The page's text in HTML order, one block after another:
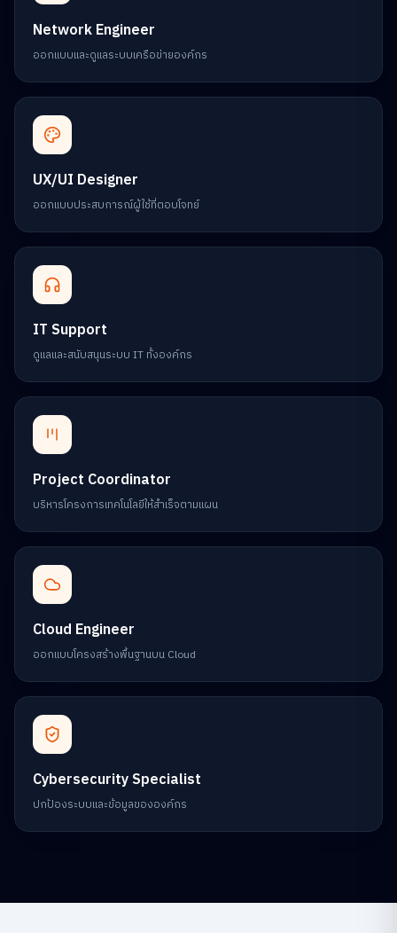
Network Engineer
ออกแบบและดูแลระบบเครือข่ายองค์กร
UX/UI Designer
ออกแบบประสบการณ์ผู้ใช้ที่ตอบโจทย์
IT Support
ดูแลและสนับสนุนระบบ IT ทั้งองค์กร
Project Coordinator
บริหารโครงการเทคโนโลยีให้สำเร็จตามแผน
Cloud Engineer
ออกแบบโครงสร้างพื้นฐานบน Cloud
Cybersecurity Specialist
ปกป้องระบบและข้อมูลขององค์กร